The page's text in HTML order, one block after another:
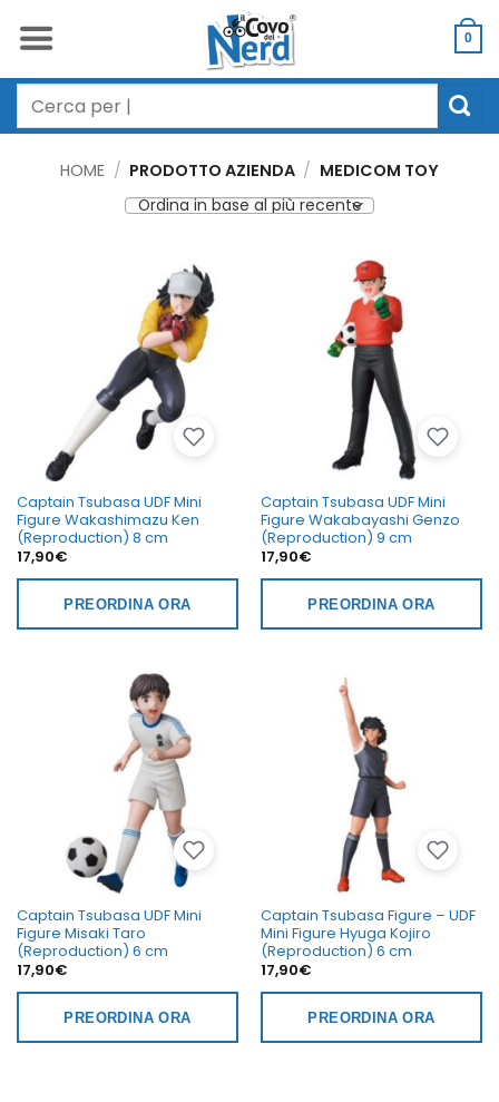
0
Cerca:
HOME / PRODOTTO AZIENDA / MEDICOM TOY
Captain Tsubasa UDF Mini
Figure Wakashimazu Ken
(Reproduction) 8 cm
17,90€
PREORDINA ORA
Captain Tsubasa UDF Mini
Figure Wakabayashi Genzo
(Reproduction) 9 cm
17,90€
PREORDINA ORA
Captain Tsubasa UDF Mini
Figure Misaki Taro
(Reproduction) 6 cm
17,90€
PREORDINA ORA
Captain Tsubasa Figure – UDF
Mini Figure Hyuga Kojiro
(Reproduction) 6 cm
17,90€
PREORDINA ORA